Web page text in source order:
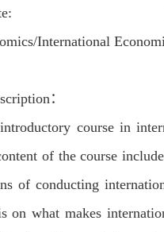
International
：
course in
of the course
of conducting
on what makes